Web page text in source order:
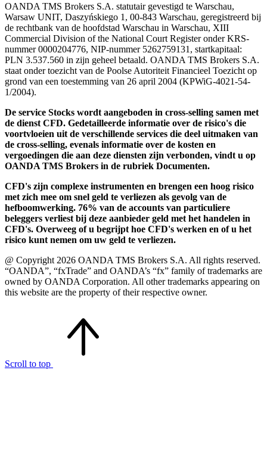
OANDA TMS Brokers S.A. statutair gevestigd te Warschau,
Warsaw UNIT, Daszyńskiego 1, 00-843 Warschau, geregistreerd bij
de rechtbank van de hoofdstad Warschau in Warschau, XIII
Commercial Division of the National Court Register onder KRS-
nummer 0000204776, NIP-nummer 5262759131, startkapitaal:
PLN 3.537.560 in zijn geheel betaald. OANDA TMS Brokers S.A.
staat onder toezicht van de Poolse Autoriteit Financieel Toezicht op
grond van een toestemming van 26 april 2004 (KPWiG-4021-54-
1/2004).
De service Stocks wordt aangeboden in cross-selling samen met
de dienst CFD. Gedetailleerde informatie over de risico's die
voortvloeien uit de verschillende services die deel uitmaken van
de cross-selling, evenals informatie over de kosten en
vergoedingen die aan deze diensten zijn verbonden, vindt u op
OANDA TMS Brokers in de rubriek Documenten.
CFD's zijn complexe instrumenten en brengen een hoog risico
met zich mee om snel geld te verliezen als gevolg van de
hefboomwerking. 76% van de accounts van particuliere
beleggers verliest bij deze aanbieder geld met het handelen in
CFD's. Overweeg of u begrijpt hoe CFD's werken en of u het
risico kunt nemen om uw geld te verliezen.
@ Copyright 2026 OANDA TMS Brokers S.A. All rights reserved.
“OANDA”, “fxTrade” and OANDA’s “fx” family of trademarks are
owned by OANDA Corporation. All other trademarks appearing on
this website are the property of their respective owner.
Scroll to top